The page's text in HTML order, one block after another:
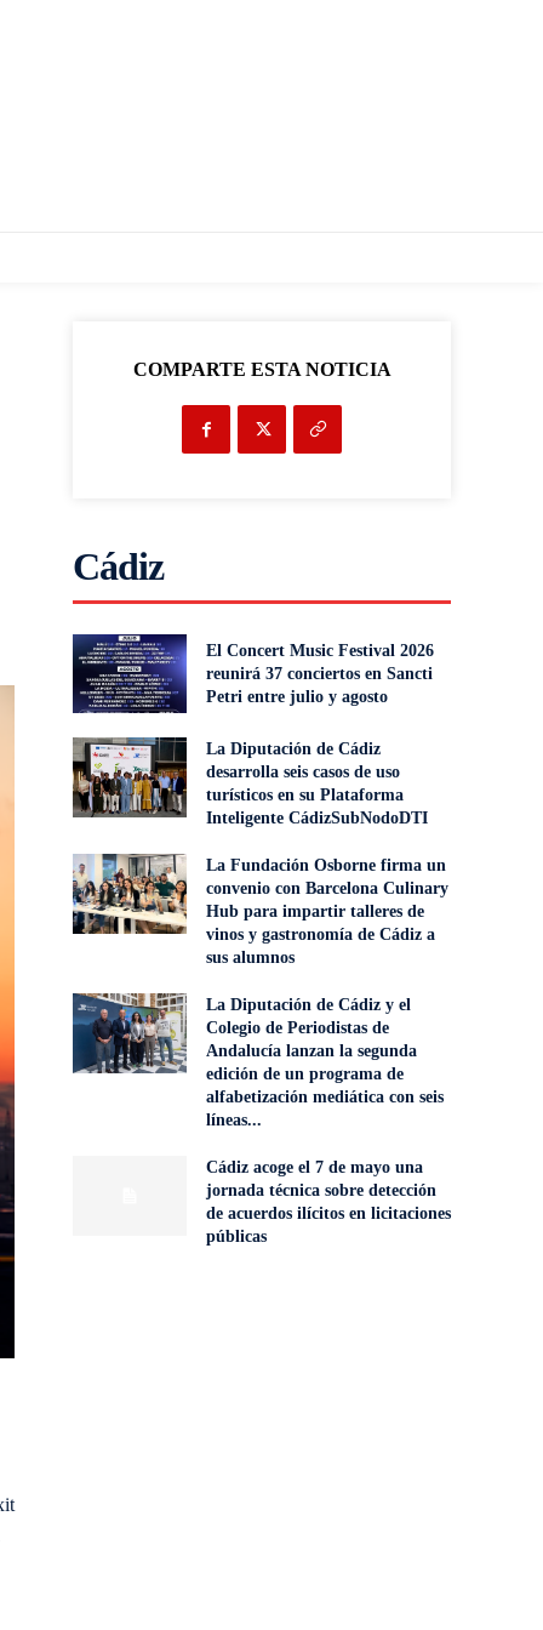
COMPARTE ESTA NOTICIA
Cádiz
El Concert Music Festival 2026
reunirá 37 conciertos en Sancti
Petri entre julio y agosto
La Diputación de Cádiz
desarrolla seis casos de uso
turísticos en su Plataforma
Inteligente CádizSubNodoDTI
La Fundación Osborne firma un
convenio con Barcelona Culinary
Hub para impartir talleres de
vinos y gastronomía de Cádiz a
sus alumnos
La Diputación de Cádiz y el
Colegio de Periodistas de
Andalucía lanzan la segunda
edición de un programa de
alfabetización mediática con seis
líneas...
Cádiz acoge el 7 de mayo una
jornada técnica sobre detección
de acuerdos ilícitos en licitaciones
públicas